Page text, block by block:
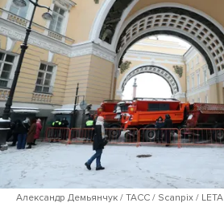
Александр Демьянчук / ТАСС / Scanpix / LETA